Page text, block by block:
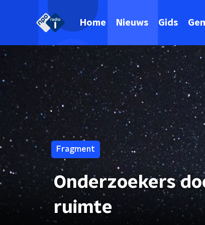
Home Nieuws Gids
Fragment
Onderzoekers
ruimte